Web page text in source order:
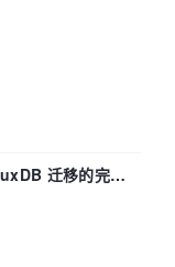
迁移的完整